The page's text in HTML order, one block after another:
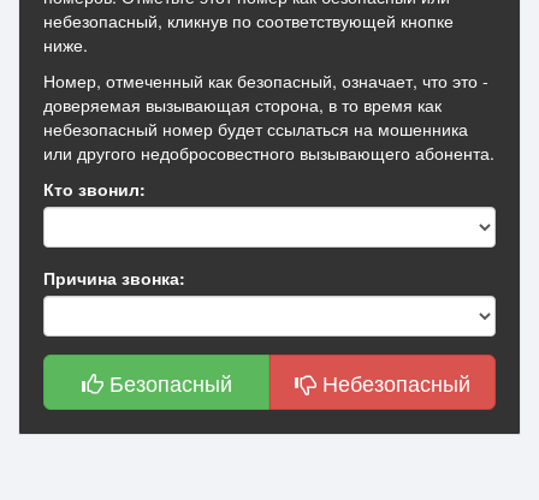
небезопасный, кликнув по соответствующей кнопке
ниже.
Номер, отмеченный как безопасный, означает, что это -
доверяемая вызывающая сторона, в то время как
небезопасный номер будет ссылаться на мошенника
или другого недобросовестного вызывающего абонента.
Кто звонил:
Причина звонка:
Безопасный Небезопасный